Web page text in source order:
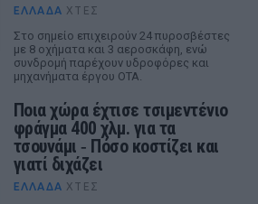
ΕΛΛΆΔΑ ΧΤΕΣ
Στο σημείο επιχειρούν 24 πυροσβέστες
με 8 οχήματα και 3 αεροσκάφη, ενώ
συνδρομή παρέχουν υδροφόρες και
μηχανήματα έργου ΟΤΑ.
Ποια χώρα έχτισε τσιμεντένιο
φράγμα 400 χλμ. για τα
τσουνάμι ‑ Πόσο κοστίζει και
γιατί διχάζει
ΕΛΛΆΔΑ ΧΤΕΣ